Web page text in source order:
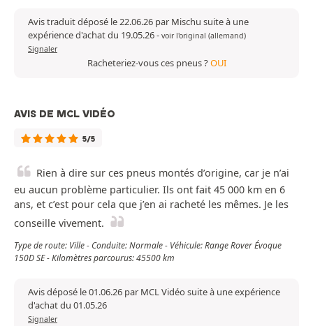
Avis traduit déposé le 22.06.26 par Mischu suite à une
expérience d'achat du 19.05.26- voir l'original (allemand)
Signaler
Racheteriez-vous ces pneus ?OUI
AVIS DE MCL VIDÉO
5/5
Rien à dire sur ces pneus montés d’origine, car je n’ai
eu aucun problème particulier. Ils ont fait 45 000 km en 6
ans, et c’est pour cela que j’en ai racheté les mêmes. Je les
conseille vivement.
Type de route: Ville - Conduite: Normale - Véhicule: Range Rover Évoque
150D SE - Kilomètres parcourus: 45500 km
Avis déposé le 01.06.26 par MCL Vidéo suite à une expérience
d'achat du 01.05.26
Signaler